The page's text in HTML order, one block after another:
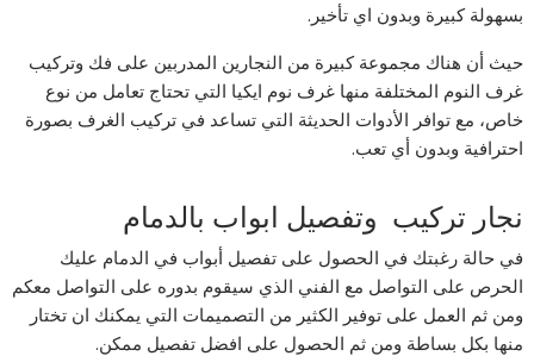
بسهولة كبيرة وبدون اي تأخير.
حيث أن هناك مجموعة كبيرة من النجارين المدربين على فك وتركيب
غرف النوم المختلفة منها غرف نوم ايكيا التي تحتاج تعامل من نوع
خاص، مع توافر الأدوات الحديثة التي تساعد في تركيب الغرف بصورة
احترافية وبدون أي تعب.
نجار تركيب وتفصيل ابواب بالدمام
في حالة رغبتك في الحصول على تفصيل أبواب في الدمام عليك
الحرص على التواصل مع الفني الذي سيقوم بدوره على التواصل معكم
ومن ثم العمل على توفير الكثير من التصميمات التي يمكنك ان تختار
منها بكل بساطة ومن ثم الحصول على افضل تفصيل ممكن.